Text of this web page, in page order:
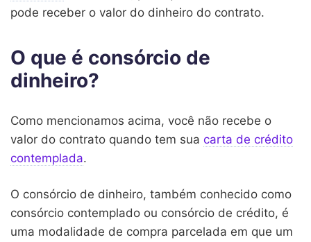
pode receber o valor do dinheiro do contrato.
O que é consórcio de
dinheiro?
Como mencionamos acima, você não recebe o
valor do contrato quando tem sua carta de crédito
contemplada.
O consórcio de dinheiro, também conhecido como
consórcio contemplado ou consórcio de crédito, é
uma modalidade de compra parcelada em que um